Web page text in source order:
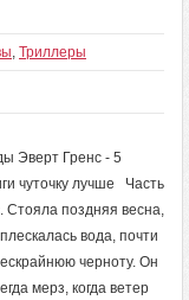
, Триллеры
Эверт Гренс - 5
чуточку лучше Часть
поздняя весна,
вода, почти
черноту. Он
мерз, когда ветер